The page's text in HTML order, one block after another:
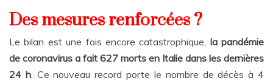
Des mesures renforcées ?
Le bilan est une fois encore catastrophique, la pandémie
de coronavirus a fait 627 morts en Italie dans les dernières
24 h. Ce nouveau record porte le nombre de décès à 4